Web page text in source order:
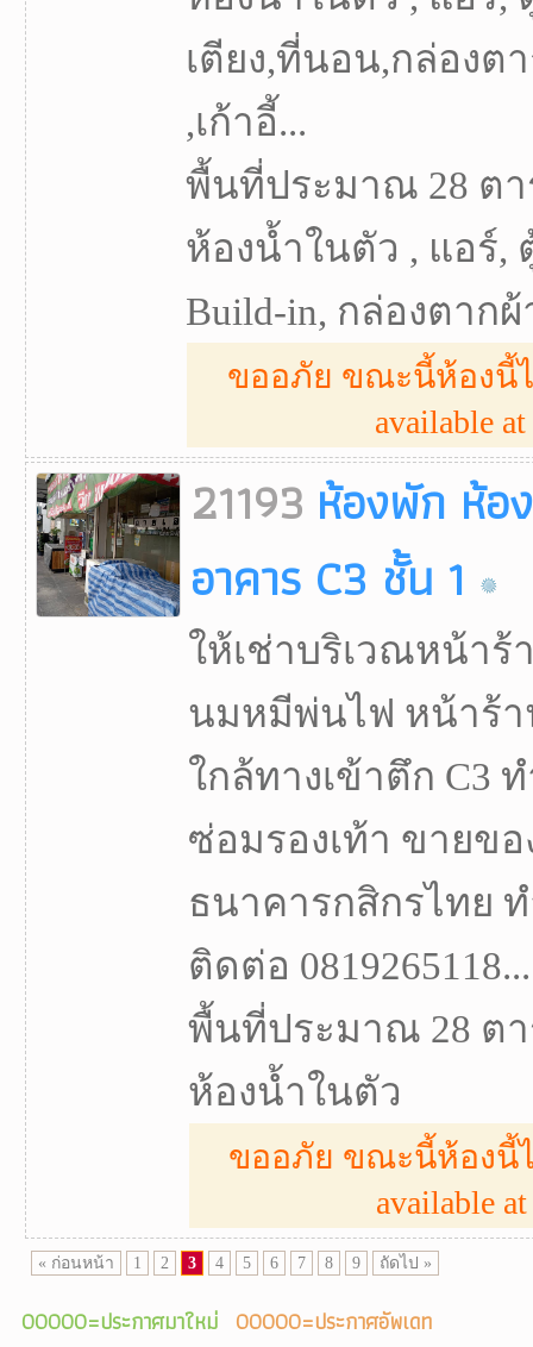
เตียง,ที่นอน,กล่องต
,เก้าอี้...
พื้นที่ประมาณ 28 ตา
ห้องน้ำในตัว , แอร์,
Build-in, กล่องตาก
ขออภัย ขณะนี้ห้องนี้ไ
available
21193 ห้องพัก ห้อ
อาคาร C3 ชั้น 1
ให้เช่าบริเวณหน้าร้
นมหมีพ่นไฟ หน้าร้า
ใกล้ทางเข้าตึก C3
ซ่อมรองเท้า ขายข
ธนาคารกสิกรไทย
ติดต่อ 0819265118...
พื้นที่ประมาณ 28 ตา
ห้องน้ำในตัว
ขออภัย ขณะนี้ห้องนี้ไ
available
« ก่อนหน้า 1 2 3 4 5 6 7 8 9 ถัดไป »
00000=ประกาศมาใหม่ 00000=ประกาศอัพเดท